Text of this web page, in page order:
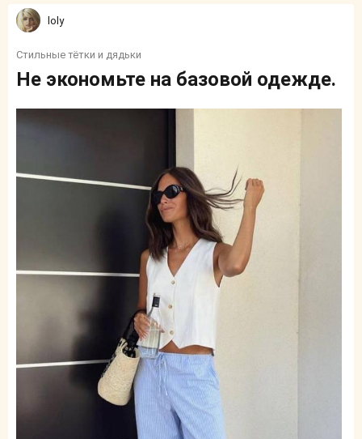
loly
Стильные тётки и дядьки
Не экономьте на базовой одежде.